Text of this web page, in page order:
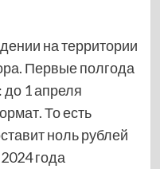
на территории
Первые полгода
до 1 апреля
То есть
ноль рублей
года